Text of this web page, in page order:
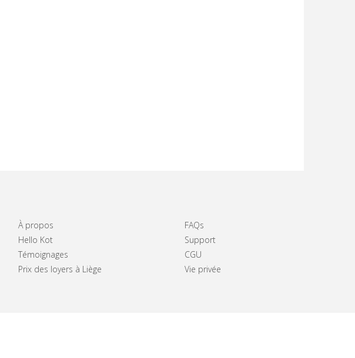
À propos
Hello Kot
Témoignages
Prix des loyers à Liège
FAQs
Support
CGU
Vie privée